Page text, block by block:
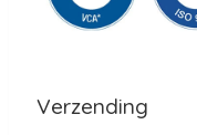
Verzending